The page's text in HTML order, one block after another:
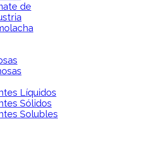
de
Líquidos
Sólidos
Solubles